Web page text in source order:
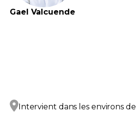
Gael Valcuende
Intervient dans les environs de